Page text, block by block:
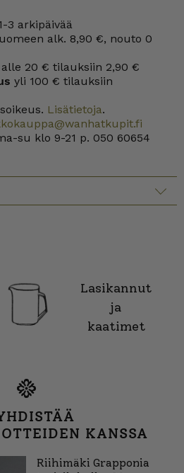
3 arkipäivää
alk. 8,90 €, nouto 0
20 € tilauksiin 2,90 €
yli 100 € tilauksiin
Lisätietoja.
su klo 9-21 p. 050 60654
Lasikannut
ja
kaatimet
KANSSA
Riihimäki Grapponia